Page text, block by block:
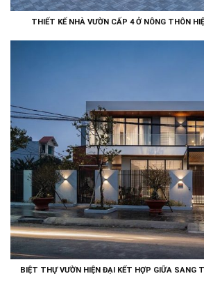
THIẾT KẾ NHÀ VƯỜN CẤP 4 Ở NÔNG THÔN
BIỆT THỰ VƯỜN HIỆN ĐẠI KẾT HỢP GIỮA SANG